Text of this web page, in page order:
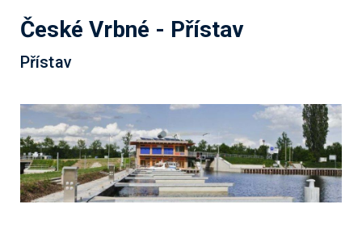
České Vrbné - Přístav
Přístav